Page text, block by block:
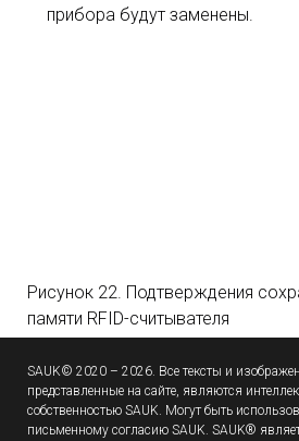
прибора будут заменены.
Рисунок 22. Подтверждения
памяти RFID-считывателя
SAUK© 2020 – 2026. Все тексты и
представленные на сайте, являются
собственностью SAUK. Могут быть
письменному согласию SAUK. SAUK®